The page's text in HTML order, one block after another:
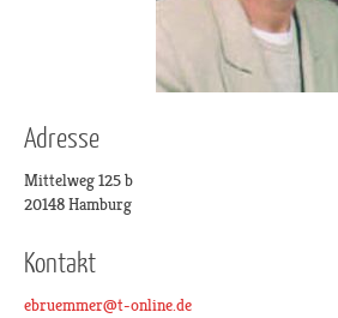
Adresse
Mittelweg 125 b
20148 Hamburg
Kontakt
ebruemmer@t-online.de